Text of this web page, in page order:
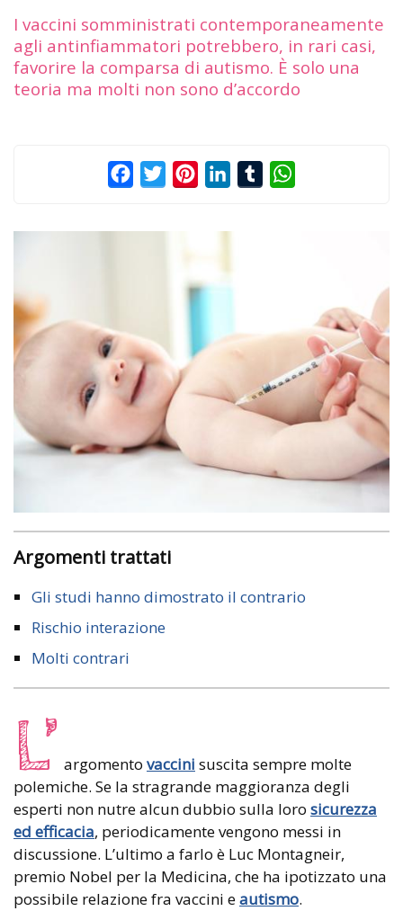
I vaccini somministrati contemporaneamente
agli antinfiammatori potrebbero, in rari casi,
favorire la comparsa di autismo. È solo una
teoria ma molti non sono d’accordo
FacebookTwitterPinterestLinkedInTumblr
Argomenti trattati
Gli studi hanno dimostrato il contrario
Rischio interazione
Molti contrari
L’ argomento vaccini suscita sempre molte
polemiche. Se la stragrande maggioranza degli
esperti non nutre alcun dubbio sulla loro sicurezza
ed efficacia, periodicamente vengono messi in
discussione. L’ultimo a farlo è Luc Montagneir,
premio Nobel per la Medicina, che ha ipotizzato una
possibile relazione fra vaccini eautismo.